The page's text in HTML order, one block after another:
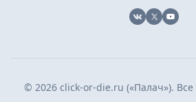
VK X
© 2026 click-or-die.ru («Палач»).